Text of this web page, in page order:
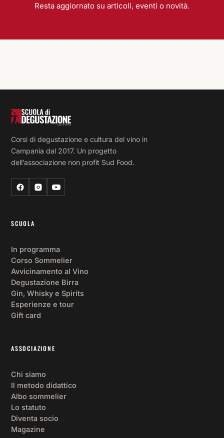
Resta aggiornato su articoli, eventi o novità.
Corsi di degustazione e cultura del vino in
Campania dal 2017. Un progetto
dell’associazione non profit Sud Food.
SCUOLA
In programma
Corso Sommelier
Avvicinamento al Vino
Degustazione Birra
Gin, Whisky e Spirits
Esperienze e tour
Gift card
ASSOCIAZIONE
Chi siamo
Il metodo didattico
Albo sommelier
Lo statuto
Diventa socio
Magazine